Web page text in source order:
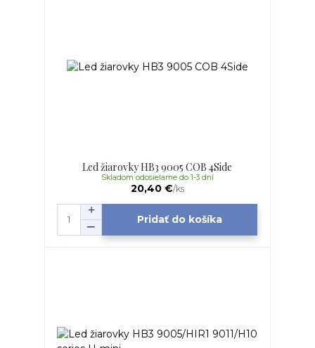
Led žiarovky HB3 9005 COB 4Side
20,40 €/ks
Skladom odosielame do 1-3 dní
Pridať do košíka